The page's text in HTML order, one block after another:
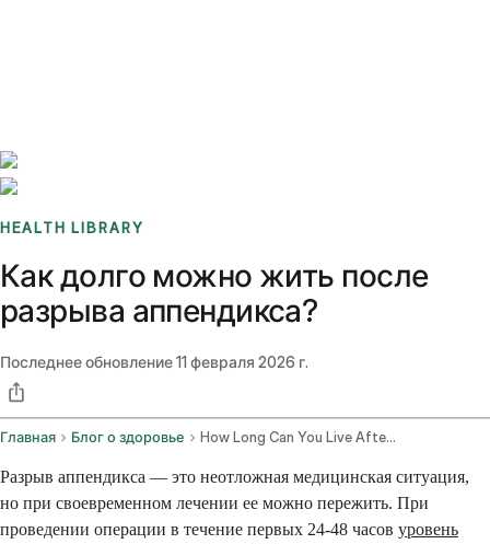
HEALTH LIBRARY
Как долго можно жить после
разрыва аппендикса?
Последнее обновление11 февраля 2026 г.
Главная Блог о здоровье How Long Can You Live After Your Appendix Bursts
Разрыв аппендикса — это неотложная медицинская ситуация,
но при своевременном лечении ее можно пережить. При
проведении операции в течение первых 24-48 часов уровень